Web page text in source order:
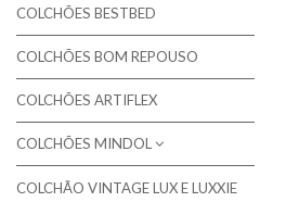
seleccionados
Molaflex - Edição especial saúde
Molaflex - Bodhi Collection
Molaflex - Airvex®
Colchões Colmol
Almofadas Colmol
COLCHÕES BESTBED
COLCHÕES BOM REPOUSO
COLCHÕES ARTIFLEX
COLCHÕES MINDOL
Colchões Gama MAXISAC
COLCHÃO VINTAGE LUX E LUXXIE